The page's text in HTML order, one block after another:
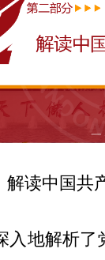
解读中国共
地解析